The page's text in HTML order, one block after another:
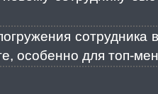
сотрудника
особенно для топ-